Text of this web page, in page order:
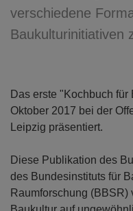
verschiedene
Baukulturinitiativen
Das erste "Kochbuch
Oktober 2017 bei der
Leipzig präsentiert.
Diese Publikation des
des Bundesinstituts für
Raumforschung (BBSR)